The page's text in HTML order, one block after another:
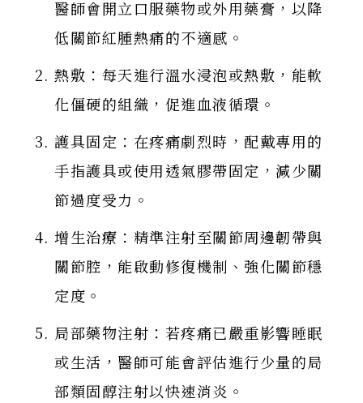
醫師會開立口服藥物或外用藥膏，以降
低關節紅腫熱痛的不適感。
熱敷：每天進行溫水浸泡或熱敷，能軟
化僵硬的組織，促進血液循環。
護具固定：在疼痛劇烈時，配戴專用的
手指護具或使用透氣膠帶固定，減少關
節過度受力。
增生治療：精準注射至關節周邊韌帶與
關節腔，能啟動修復機制、強化關節穩
定度。
局部藥物注射：若疼痛已嚴重影響睡眠
或生活，醫師可能會評估進行少量的局
部類固醇注射以快速消炎。